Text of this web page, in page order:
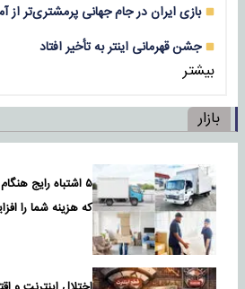
بازی‌ ایران در جام جهانی پرمشتری‌تر از
جشن قهرمانی اینتر به تأخیر افتاد
بیشتر
بازار
۵ اشتباه رایج
که هزینه شما را